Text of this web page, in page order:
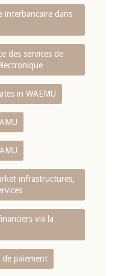
interbancaire dans
des services de
in WAEMU
infrastructures,
via la
de paiement